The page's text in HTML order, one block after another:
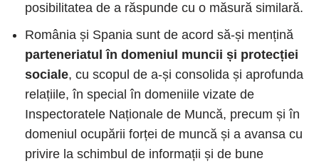
posibilitatea de a răspunde cu o măsură similară.
România și Spania sunt de acord să-și mențină
parteneriatul în domeniul muncii și protecției
sociale, cu scopul de a-și consolida și aprofunda
relațiile, în special în domeniile vizate de
Inspectoratele Naționale de Muncă, precum și în
domeniul ocupării forței de muncă și a avansa cu
privire la schimbul de informații și de bune